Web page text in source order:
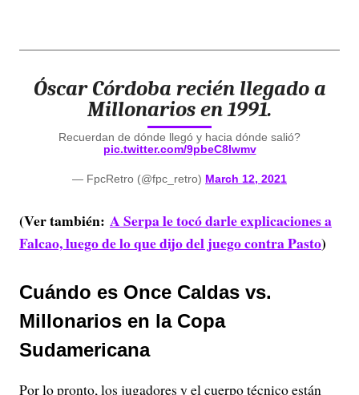
Óscar Córdoba recién llegado a
Millonarios en 1991.
Recuerdan de dónde llegó y hacia dónde salió?
pic.twitter.com/9pbeC8lwmv
— FpcRetro (@fpc_retro) March 12, 2021
(Ver también: A Serpa le tocó darle explicaciones a
Falcao, luego de lo que dijo del juego contra Pasto)
Cuándo es Once Caldas vs.
Millonarios en la Copa
Sudamericana
Por lo pronto, los jugadores y el cuerpo técnico están